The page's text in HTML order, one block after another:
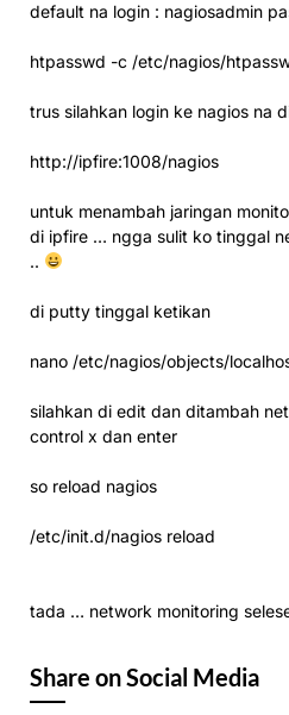
default na login : nagiosadmin
htpasswd -c /etc/nagios/
trus silahkan login ke nagios na
http://ipfire:1008/nagios
untuk menambah jaringan
di ipfire … ngga sulit ko tinggal
..
di putty tinggal ketikan
nano /etc/nagios/objects/
silahkan di edit dan ditambah
control x dan enter
so reload nagios
/etc/init.d/nagios reload
tada … network monitoring
Share on Social Media